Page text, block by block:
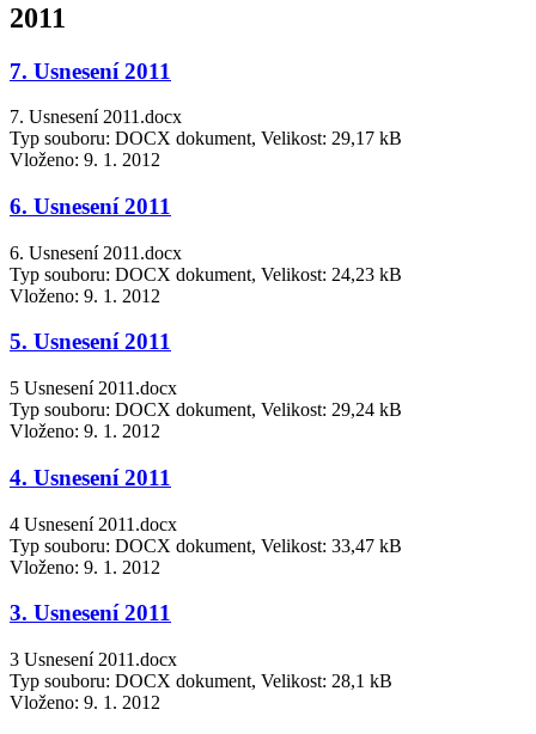
2011
7. Usnesení 2011
7. Usnesení 2011.docx
Typ souboru: DOCX dokument, Velikost: 29,17 kB
Vloženo: 9. 1. 2012
6. Usnesení 2011
6. Usnesení 2011.docx
Typ souboru: DOCX dokument, Velikost: 24,23 kB
Vloženo: 9. 1. 2012
5. Usnesení 2011
5 Usnesení 2011.docx
Typ souboru: DOCX dokument, Velikost: 29,24 kB
Vloženo: 9. 1. 2012
4. Usnesení 2011
4 Usnesení 2011.docx
Typ souboru: DOCX dokument, Velikost: 33,47 kB
Vloženo: 9. 1. 2012
3. Usnesení 2011
3 Usnesení 2011.docx
Typ souboru: DOCX dokument, Velikost: 28,1 kB
Vloženo: 9. 1. 2012